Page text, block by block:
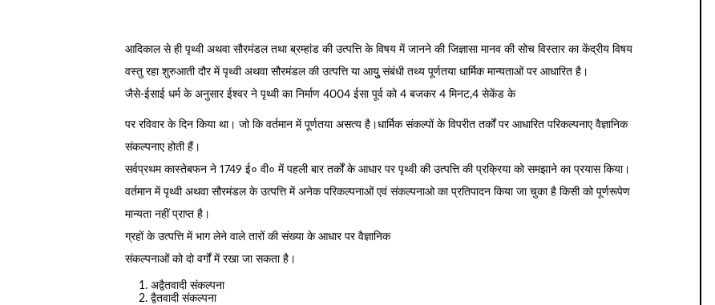
आदिकाल से ही पृथ्वी अथवा सौरमंडल तथा ब्रम्हांड की उत्पत्ति के विषय में जानने की जिज्ञासा मानव की सोच विस्तार का केंद्रीय विषय
वस्तु रहा शुरुआती दौर में पृथ्वी अथवा सौरमंडल की उत्पत्ति या आयुु संबंधी तथ्य पूर्णतया धार्मिक मान्यताओं पर आधारित है।
जैसे-ईसाई धर्म के अनुसार ईश्वर ने पृथ्वी का निर्माण 4004 ईसा पूर्व को 4 बजकर 4 मिनट,4 सेकेंड के
पर रविवार के दिन किया था। जो कि वर्तमान में पूर्णतया असत्य है।धार्मिक संकल्पों के विपरीत तर्कों पर आधारित परिकल्पनाए वैज्ञानिक
संकल्पनाए होती हैं।
सर्वप्रथम कास्तेबफन ने 1749 ई० वी० में पहली बार तर्कों के आधार पर पृथ्वी की उत्पत्ति की प्रक्रिया को समझाने का प्रयास किया।
वर्तमान में पृथ्वी अथवा सौरमंडल के उत्पत्ति में अनेक परिकल्पनाओं एवं संकल्पनाओ का प्रतिपादन किया जा चुका है किसी को पूर्णरूपेण
मान्यता नहीं प्राप्त है।
ग्रहों के उत्पत्ति में भाग लेने वाले तारों की संख्या के आधार पर वैज्ञानिक
संकल्पनाओं को दो वर्गों में रखा जा सकता है।
अद्वैतवादी संकल्पना
द्वैतवादी संकल्पना